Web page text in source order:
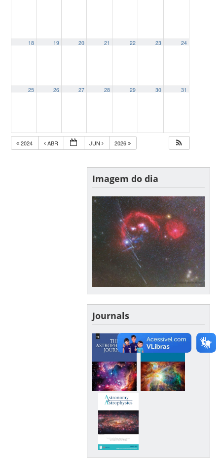
18 19 20 21 22 23 24
25 26 27 28 29 30 31
2024 ABR JUN 2026
Imagem do dia
Journals